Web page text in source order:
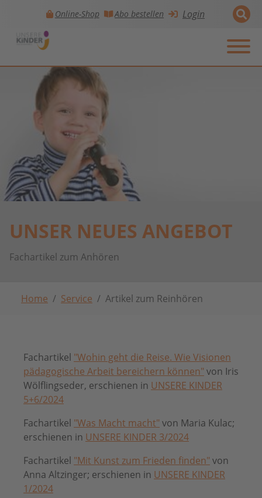
Skip to main navigation
Zum Hauptinhalt springen
Skip to page footer
Online-Shop Abo bestellen Login
UNSER NEUES ANGEBOT
Fachartikel zum Anhören
Home Service Artikel zum Reinhören
Fachartikel "Wohin geht die Reise. Wie Visionen
pädagogische Arbeit bereichern können" von Iris
Wölflingseder, erschienen in UNSERE KINDER
5+6/2024
Fachartikel "Was Macht macht" von Maria Kulac;
erschienen in UNSERE KINDER 3/2024
Fachartikel "Mit Kunst zum Frieden finden" von
Anna Altzinger; erschienen in UNSERE KINDER
1/2024